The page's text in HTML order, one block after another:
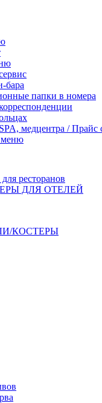
папки в номера
медцентра / Прайс
меню
ресторанов
ДЛЯ ОТЕЛЕЙ
КОСТЕРЫ